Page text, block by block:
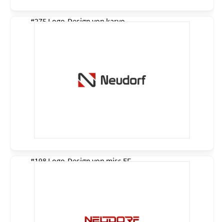
#275 Logo-Design von karyo
#198 Logo-Design von miss EF